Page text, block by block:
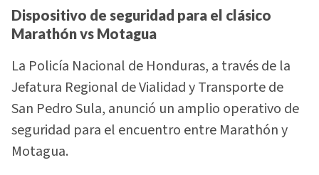
Dispositivo de seguridad para el clásico
Marathón vs Motagua
La Policía Nacional de Honduras, a través de la
Jefatura Regional de Vialidad y Transporte de
San Pedro Sula, anunció un amplio operativo de
seguridad para el encuentro entre Marathón y
Motagua.